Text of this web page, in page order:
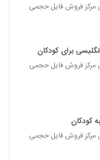
برای کودکان
کودکان